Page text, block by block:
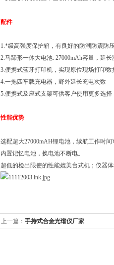
配件
1.*级高强度保护箱，有良好的防潮防震防
2.马蹄形一体大电池: 27000mAh容量，延
3.便携式蓝牙打印机，实现原位现场打印数
4.一拖四车载充电器，野外延长充电次数
5.便携式及座式支架可供客户使用更多选择
性能优势
选配超大27000mAH锂电池，续航工作时
内置记忆电池，换电池不断电。
超低的检出限使的性能媲美台式机；仪器
上一篇： 手持式合金光谱仪厂家